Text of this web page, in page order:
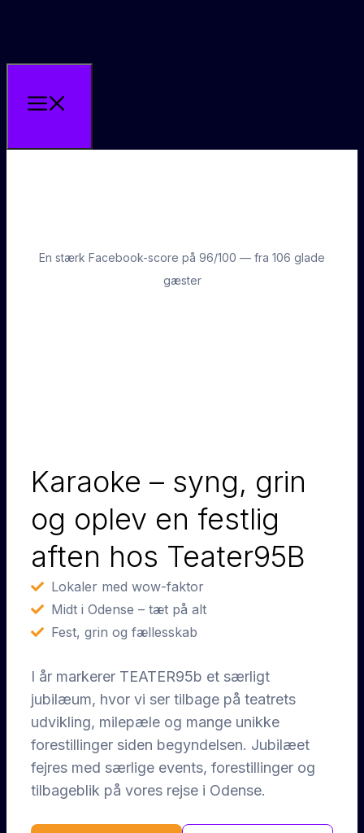
En stærk Facebook-score på 96/100 — fra 106 glade
gæster
Karaoke – syng, grin
og oplev en festlig
aften hos Teater95B
Lokaler med wow-faktor
Midt i Odense – tæt på alt
Fest, grin og fællesskab
I år markerer TEATER95b et særligt
jubilæum, hvor vi ser tilbage på teatrets
udvikling, milepæle og mange unikke
forestillinger siden begyndelsen. Jubilæet
fejres med særlige events, forestillinger og
tilbageblik på vores rejse i Odense.